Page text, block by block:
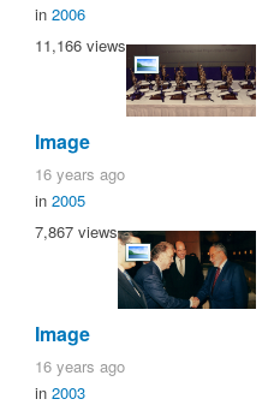
in 2006
11,166 views
Image
16 years ago
in 2005
7,867 views
Image
16 years ago
in 2003